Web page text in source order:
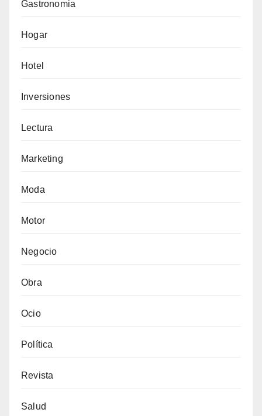
Gastronomia
Hogar
Hotel
Inversiones
Lectura
Marketing
Moda
Motor
Negocio
Obra
Ocio
Política
Revista
Salud